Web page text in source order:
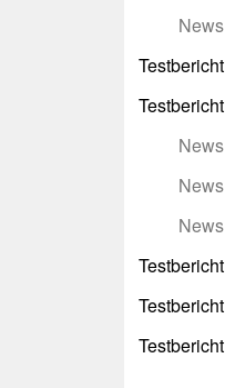
News
Testbericht
Testbericht
News
News
News
Testbericht
Testbericht
Testbericht